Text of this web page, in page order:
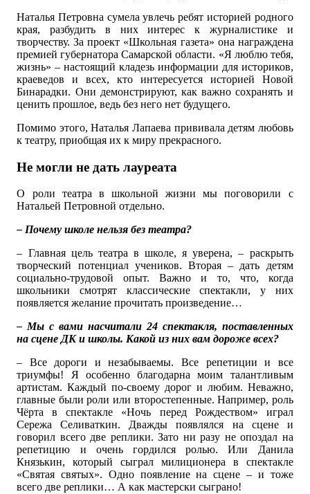
Наталья Петровна сумела увлечь ребят историей родного
края, разбудить в них интерес к журналистике и
творчеству. За проект «Школьная газета» она награждена
премией губернатора Самарской области. «Я люблю тебя,
жизнь» – настоящий кладезь информации для историков,
краеведов и всех, кто интересуется историей Новой
Бинарадки. Они демонстрируют, как важно сохранять и
ценить прошлое, ведь без него нет будущего.
Помимо этого, Наталья Лапаева прививала детям любовь
к театру, приобщая их к миру прекрасного.
Не могли не дать лауреата
О роли театра в школьной жизни мы поговорили с
Натальей Петровной отдельно.
– Почему школе нельзя без театра?
– Главная цель театра в школе, я уверена, – раскрыть
творческий потенциал учеников. Вторая – дать детям
социально-трудовой опыт. Важно и то, что, когда
школьники смотрят классические спектакли, у них
появляется желание прочитать произведение…
– Мы с вами насчитали 24 спектакля, поставленных
на сцене ДК и школы. Какой из них вам дороже всех?
– Все дороги и незабываемы. Все репетиции и все
триумфы! Я особенно благодарна моим талантливым
артистам. Каждый по-своему дорог и любим. Неважно,
главные были роли или второстепенные. Например, роль
Чёрта в спектакле «Ночь перед Рождеством» играл
Сережа Селиваткин. Дважды появлялся на сцене и
говорил всего две реплики. Зато ни разу не опоздал на
репетицию и очень гордился ролью. Или Данила
Князькин, который сыграл милиционера в спектакле
«Святая святых». Одно появление на сцене – и тоже
всего две реплики… А как мастерски сыграно!